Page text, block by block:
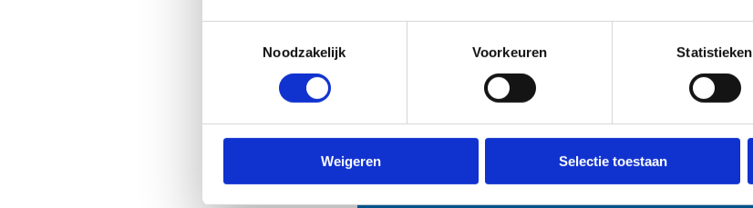
Noodzakelijk
Voorkeuren Statistieken
Weigeren Selectie toestaan